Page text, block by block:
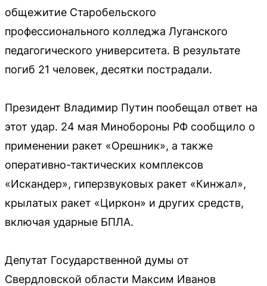
общежитие Старобельского
профессионального колледжа Луганского
педагогического университета. В результате
погиб 21 человек, десятки пострадали.
Президент Владимир Путин пообещал ответ на
этот удар. 24 мая Минобороны РФ сообщило о
применении ракет «Орешник», а также
оперативно-тактических комплексов
«Искандер», гиперзвуковых ракет «Кинжал»,
крылатых ракет «Циркон» и других средств,
включая ударные БПЛА.
Депутат Государственной думы от
Свердловской области Максим Иванов